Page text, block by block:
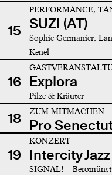
15
PERFORMANCE,
SUZI (AT)
Sophie Germanier,
Kenel
16 Explora
Pilze & Kräuter
18 ZUM MITMACHEN
Pro
19
KONZERT
Intercity
SIGNAL! –